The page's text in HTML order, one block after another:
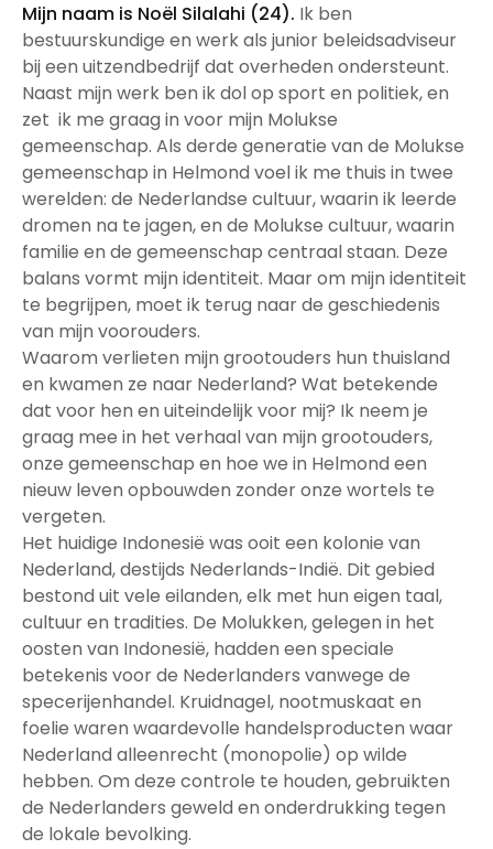
Mijn naam is Noël Silalahi (24). Ik ben
bestuurskundige en werk als junior beleidsadviseur
bij een uitzendbedrijf dat overheden ondersteunt.
Naast mijn werk ben ik dol op sport en politiek, en
zet ik me graag in voor mijn Molukse
gemeenschap. Als derde generatie van de Molukse
gemeenschap in Helmond voel ik me thuis in twee
werelden: de Nederlandse cultuur, waarin ik leerde
dromen na te jagen, en de Molukse cultuur, waarin
familie en de gemeenschap centraal staan. Deze
balans vormt mijn identiteit. Maar om mijn identiteit
te begrijpen, moet ik terug naar de geschiedenis
van mijn voorouders.
Waarom verlieten mijn grootouders hun thuisland
en kwamen ze naar Nederland? Wat betekende
dat voor hen en uiteindelijk voor mij? Ik neem je
graag mee in het verhaal van mijn grootouders,
onze gemeenschap en hoe we in Helmond een
nieuw leven opbouwden zonder onze wortels te
vergeten.
Het huidige Indonesië was ooit een kolonie van
Nederland, destijds Nederlands-Indië. Dit gebied
bestond uit vele eilanden, elk met hun eigen taal,
cultuur en tradities. De Molukken, gelegen in het
oosten van Indonesië, hadden een speciale
betekenis voor de Nederlanders vanwege de
specerijenhandel. Kruidnagel, nootmuskaat en
foelie waren waardevolle handelsproducten waar
Nederland alleenrecht (monopolie) op wilde
hebben. Om deze controle te houden, gebruikten
de Nederlanders geweld en onderdrukking tegen
de lokale bevolking.